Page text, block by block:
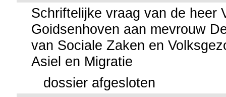
Schriftelijke vraag van de heer
Goidsenhoven aan mevrouw
van Sociale Zaken en
Asiel en Migratie
dossier afgesloten